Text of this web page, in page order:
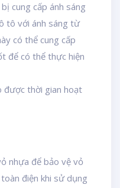
cung cấp ánh sáng
tô với ánh sáng từ
có thể cung cấp
để có thể thực hiện
được thời gian hoạt
nhựa để bảo vệ vỏ
điện khi sử dụng